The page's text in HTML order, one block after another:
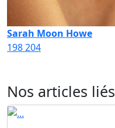
Sarah Moon Howe
198204
Nos articles liés